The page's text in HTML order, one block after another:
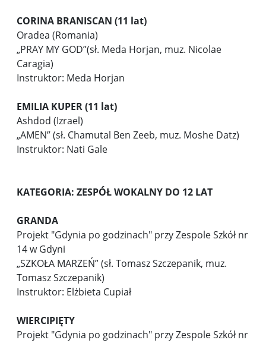
CORINA BRANISCAN (11 lat)
Oradea (Romania)
„PRAY MY GOD”(sł. Meda Horjan, muz. Nicolae
Caragia)
Instruktor: Meda Horjan
EMILIA KUPER (11 lat)
Ashdod (Izrael)
„AMEN” (sł. Chamutal Ben Zeeb, muz. Moshe Datz)
Instruktor: Nati Gale
KATEGORIA: ZESPÓŁ WOKALNY DO 12 LAT
GRANDA
Projekt "Gdynia po godzinach" przy Zespole Szkół nr
14 w Gdyni
„SZKOŁA MARZEŃ” (sł. Tomasz Szczepanik, muz.
Tomasz Szczepanik)
Instruktor: Elżbieta Cupiał
WIERCIPIĘTY
Projekt "Gdynia po godzinach" przy Zespole Szkół nr